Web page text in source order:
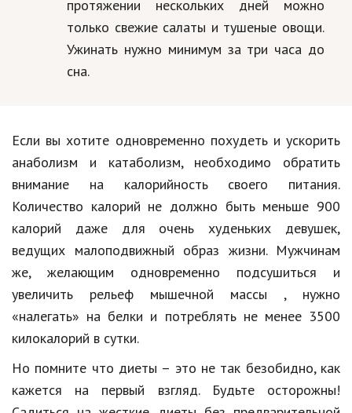
протяжении нескольких дней можно
только свежие салаты и тушеные овощи.
Ужинать нужно минимум за три часа до
сна.
Если вы хотите одновременно похудеть и ускорить
анаболизм и катаболизм, необходимо обратить
внимание на калорийность своего питания.
Количество калорий не должно быть меньше 900
калорий даже для очень худеньких девушек,
ведущих малоподвижный образ жизни. Мужчинам
же, желающим одновременно подсушиться и
увеличить рельеф мышечной массы , нужно
«налегать» на белки и потреблять не менее 3500
килокалорий в сутки.
Но помните что диеты – это не так безобидно, как
кажется на первый взгляд. Будьте осторожны!